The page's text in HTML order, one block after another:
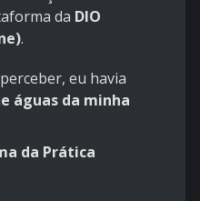
da DIO
.
eu havia
águas da minha
da Prática